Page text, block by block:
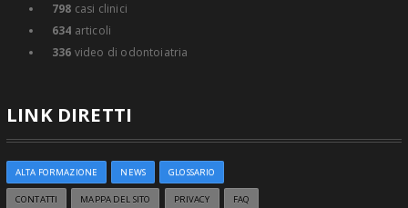
798 casi clinici
634 articoli
336 video di odontoiatria
LINK DIRETTI
ALTA FORMAZIONE NEWS GLOSSARIO
CONTATTI MAPPA DEL SITO PRIVACY FAQ